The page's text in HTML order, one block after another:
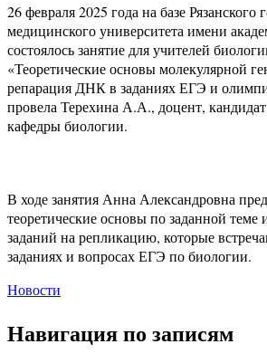
26 февраля 2025 года на базе Рязанского
медицинского университета имени
состоялось занятие для учителей
«Теоретические основы молекулярной
репарация ДНК в заданиях ЕГЭ и
провела Терехина А.А., доцент,
кафедры биологии.
В ходе занятия Анна Александровна
теоретические основы по заданной теме
заданий на репликацию, которые
заданиях и вопросах ЕГЭ по биологии.
Новости
Навигация по записям